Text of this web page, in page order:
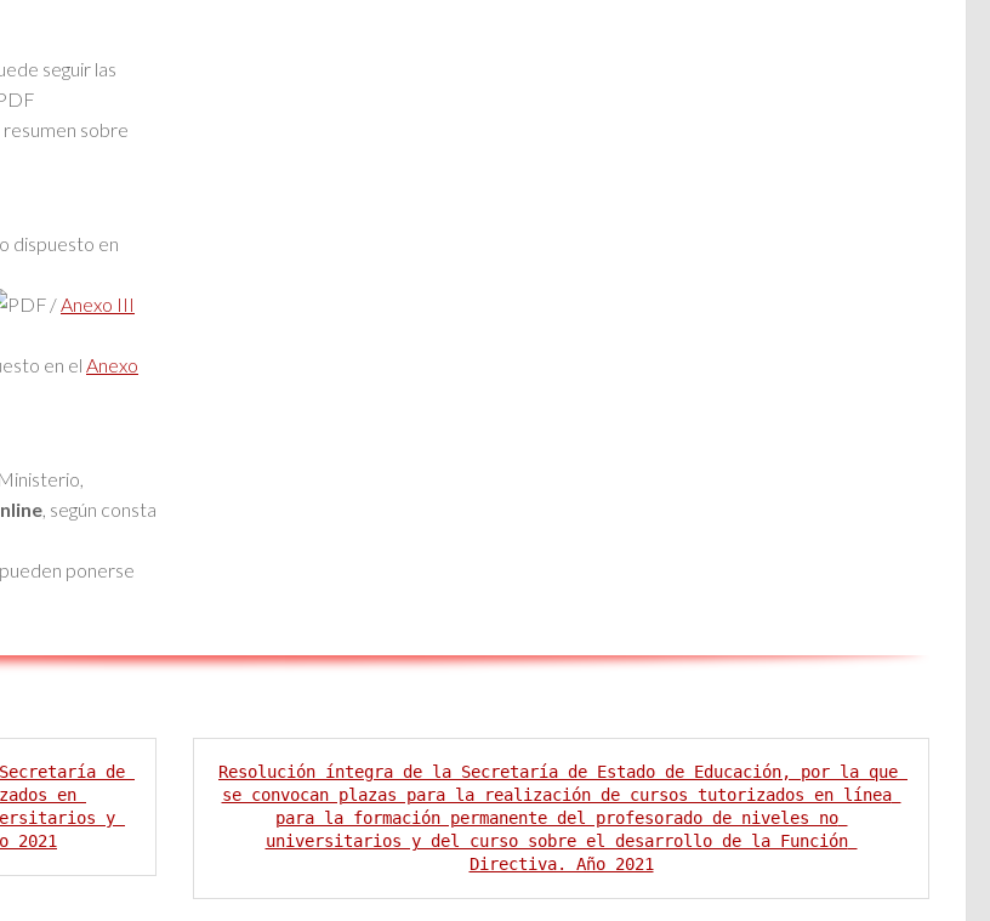
seguir las
sobre
dispuesto en
/Anexo III
en el Anexo
, según consta
ponerse
de
en
y
2021
Resolución íntegra de la Secretaría de Estado de Educación, por la que
se convocan plazas para la realización de cursos tutorizados en línea
para la formación permanente del profesorado de niveles no
universitarios y del curso sobre el desarrollo de la Función
Directiva. Año 2021